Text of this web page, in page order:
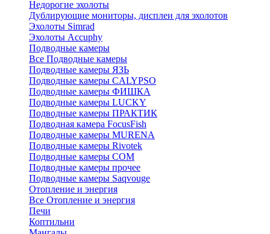
Недорогие эхолоты
Дублирующие мониторы, дисплеи для эхолотов
Эхолоты Simrad
Эхолоты Accuphy
Подводные камеры
Все Подводные камеры
Подводные камеры ЯЗЬ
Подводные камеры CALYPSO
Подводные камеры ФИШКА
Подводные камеры LUCKY
Подводные камеры ПРАКТИК
Подводная камера FocusFish
Подводные камеры MURENA
Подводные камеры Rivotek
Подводные камеры СОМ
Подводные камеры прочее
Подводные камеры Saqvouge
Отопление и энергия
Все Отопление и энергия
Печи
Коптильни